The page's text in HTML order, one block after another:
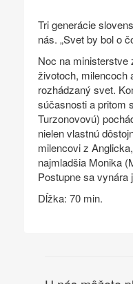
Tri generácie
nás. „Svet by bol o
Noc na ministerstve
životoch, milencoch
rozhádzaný svet.
súčasnosti a pritom
Turzonovovú)
nielen vlastnú
milencovi z
najmladšia Monika
Postupne sa vynára
Dĺžka: 70 min.